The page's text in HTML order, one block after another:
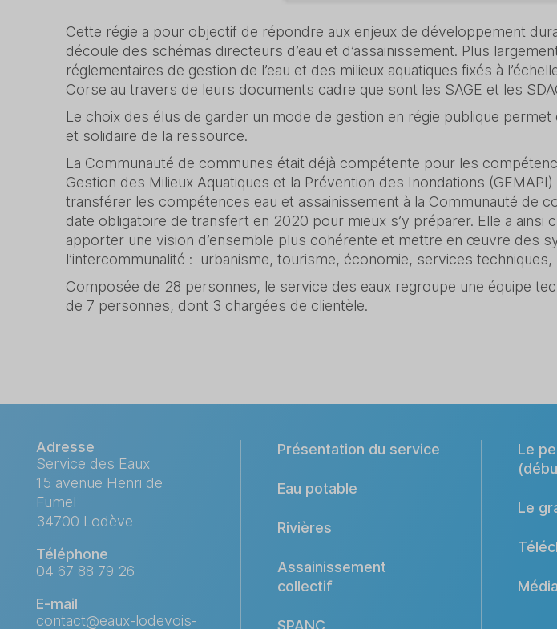
Cette régie a pour objectif de répondre aux enjeux de développement
découle des schémas directeurs d’eau et d’assainissement. Plus
réglementaires de gestion de l’eau et des milieux aquatiques fixés à
Corse au travers de leurs documents cadre que sont les SAGE et les
Le choix des élus de garder un mode de gestion en régie publique
et solidaire de la ressource.
La Communauté de communes était déjà compétente pour les
Gestion des Milieux Aquatiques et la Prévention des Inondations
transférer les compétences eau et assainissement à la Communauté de
date obligatoire de transfert en 2020 pour mieux s’y préparer. Elle a ainsi
apporter une vision d’ensemble plus cohérente et mettre en œuvre des
l’intercommunalité : urbanisme, tourisme, économie, services techniques,
Composée de 28 personnes, le service des eaux regroupe une équipe
de 7 personnes, dont 3 chargées de clientèle.
Adresse
Service des Eaux
15 avenue Henri de
Fumel
34700 Lodève
Téléphone
04 67 88 79 26
E-mail
contact@eaux-lodevois-
Présentation du service
Eau potable
Rivières
Assainissement
collectif
SPANC
Le
Le